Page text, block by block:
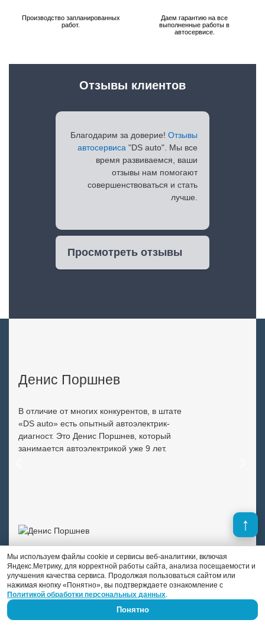
Производство запланированных
работ.
Даем гарантию на все
выполненные работы в
автосервисе.
Благодарим за доверие! Отзывы
автосервиса "DS auto". Мы все
время развиваемся, ваши
отзывы нам помогают
совершенствоваться и стать
лучше.
Просмотреть отзывы
Отзывы клиентов
Денис Поршнев
В отличие от многих конкурентов, в штате
«DS auto» есть опытный автоэлектрик-
диагност. Это Денис Поршнев, который
занимается автоэлектрикой уже 9 лет.
Мы используем файлы cookie и сервисы веб-аналитики, включая
Яндекс.Метрику, для корректной работы сайта, анализа посещаемости и
улучшения качества сервиса. Продолжая пользоваться сайтом или
нажимая кнопку «Понятно», вы подтверждаете ознакомление с
Политикой обработки персональных данных.
Понятно